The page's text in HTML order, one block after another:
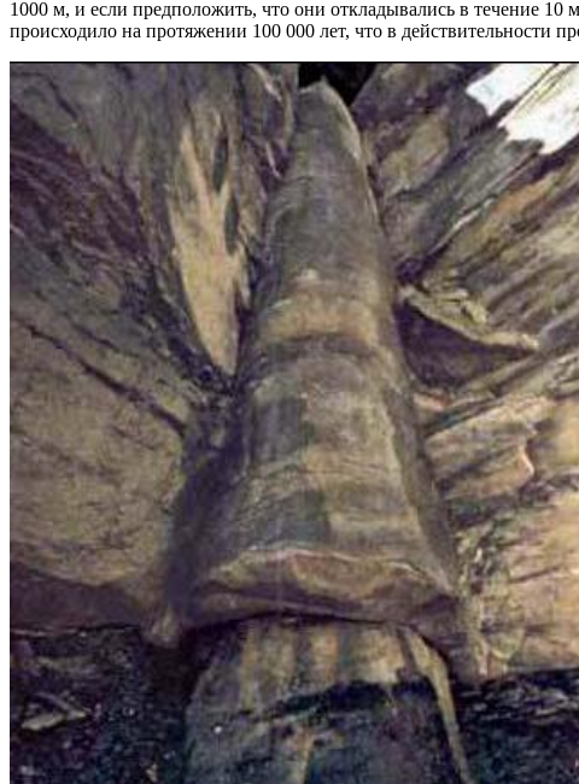
1000 м, и если предположить, что они откладывались в течение 10
происходило на протяжении 100 000 лет, что в действительности